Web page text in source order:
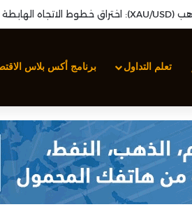
تعلم التداول برنامج أكس بلاس